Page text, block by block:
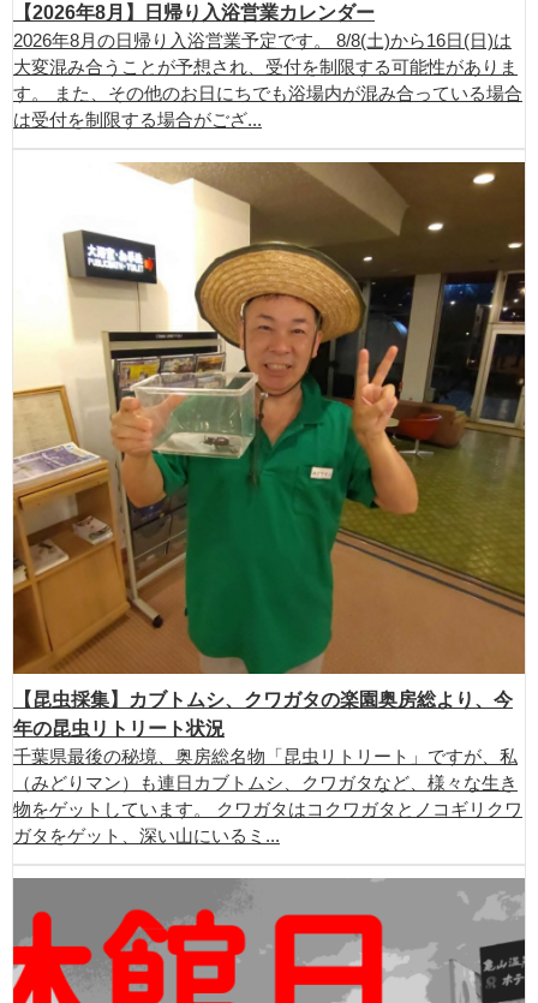
【2026年8月】日帰り入浴営業カレンダー
2026年8月の日帰り入浴営業予定です。 8/8(土)から16日(日)は
大変混み合うことが予想され、受付を制限する可能性がありま
す。 また、その他のお日にちでも浴場内が混み合っている場合
は受付を制限する場合がござ...
【昆虫採集】カブトムシ、クワガタの楽園奥房総より、今
年の昆虫リトリート状況
千葉県最後の秘境、奥房総名物「昆虫リトリート」ですが、私
（みどりマン）も連日カブトムシ、クワガタなど、様々な生き
物をゲットしています。 クワガタはコクワガタとノコギリクワ
ガタをゲット、深い山にいるミ...